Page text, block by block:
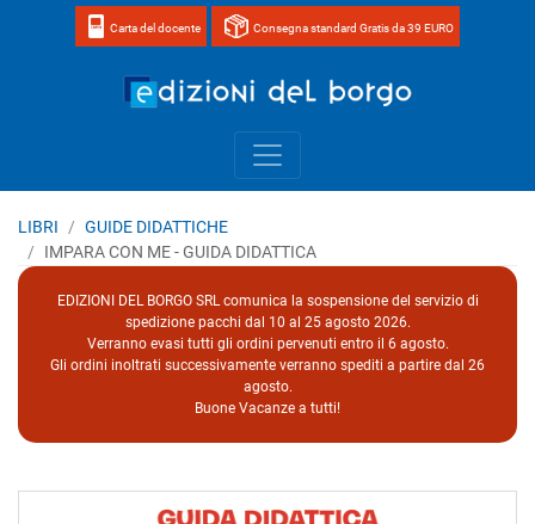
Carta del docente Consegna standard Gratis da 39 EURO
LIBRI
GUIDE DIDATTICHE
IMPARA CON ME - GUIDA DIDATTICA
EDIZIONI DEL BORGO SRL comunica la sospensione del servizio di
spedizione pacchi dal 10 al 25 agosto 2026.
Verranno evasi tutti gli ordini pervenuti entro il 6 agosto.
Gli ordini inoltrati successivamente verranno spediti a partire dal 26
agosto.
Buone Vacanze a tutti!